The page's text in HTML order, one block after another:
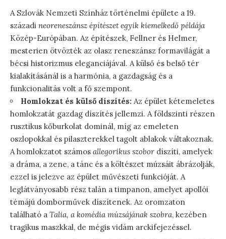
A Szlovák Nemzeti Színház történelmi épülete a 19.
századi neoreneszánsz építészet egyik kiemelkedő példája
Közép-Európában. Az építészek, Fellner és Helmer,
mesterien ötvözték az olasz reneszánsz formavilágát a
bécsi historizmus eleganciájával. A külső és belső tér
kialakításánál is a harmónia, a gazdagság és a
funkcionalitás volt a fő szempont.
Homlokzat és külső díszítés: Az épület kétemeletes
homlokzatát gazdag díszítés jellemzi. A földszinti részen
rusztikus kőburkolat dominál, míg az emeleten
oszlopokkal és pilaszterekkel tagolt ablakok váltakoznak.
A homlokzatot számos allegorikus szobor díszíti, amelyek
a dráma, a zene, a tánc és a költészet múzsáit ábrázolják,
ezzel is jelezve az épület művészeti funkcióját. A
leglátványosabb rész talán a timpanon, amelyet apollói
témájú domborművek díszítenek. Az oromzaton
található a Talia, a komédia múzsájának szobra, kezében
tragikus maszkkal, de mégis vidám arckifejezéssel.